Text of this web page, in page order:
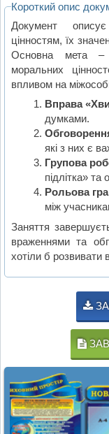
Короткий опис
Документ
цінностям, їх
Основна мета –
моральних
впливом на
Вправа
думками.
які з них є
Групова
підлітка»
Рольова
між
Заняття
враженнями та
хотіли б розвивати